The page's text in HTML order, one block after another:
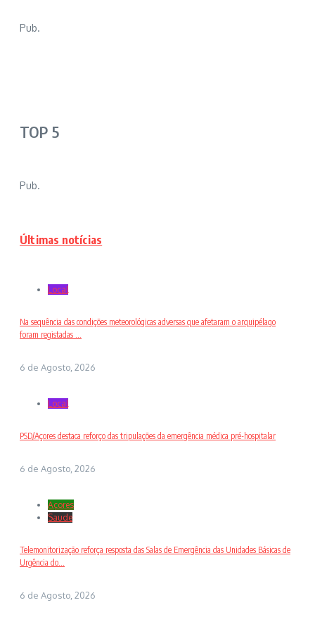
Pub.
TOP 5
Pub.
Últimas notícias
Local
Na sequência das condições meteorológicas adversas que afetaram o arquipélago
foram registadas ...
6 de Agosto, 2026
Local
PSD/Açores destaca reforço das tripulações da emergência médica pré-hospitalar
6 de Agosto, 2026
Açores
Saude
Telemonitorização reforça resposta das Salas de Emergência das Unidades Básicas de
Urgência do...
6 de Agosto, 2026